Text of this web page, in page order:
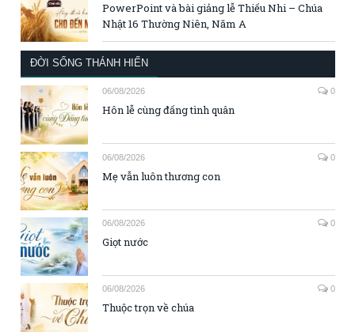
PowerPoint và bài giảng lễ Thiếu Nhi – Chúa
Nhật 16 Thường Niên, Năm A
ĐỜI SỐNG THÁNH HIẾN
06/08/2026 0
Hôn lễ cùng đấng tình quân
06/08/2026 0
Mẹ vẫn luôn thương con
06/08/2026 0
Giọt nước
06/08/2026 0
Thuộc trọn về chúa